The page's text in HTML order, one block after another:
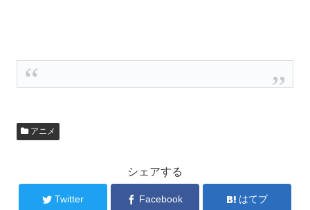
アニメ
シェアする
Twitter Facebook はてブ